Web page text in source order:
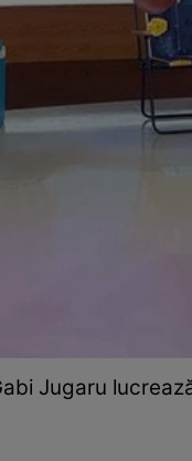
Jugaru